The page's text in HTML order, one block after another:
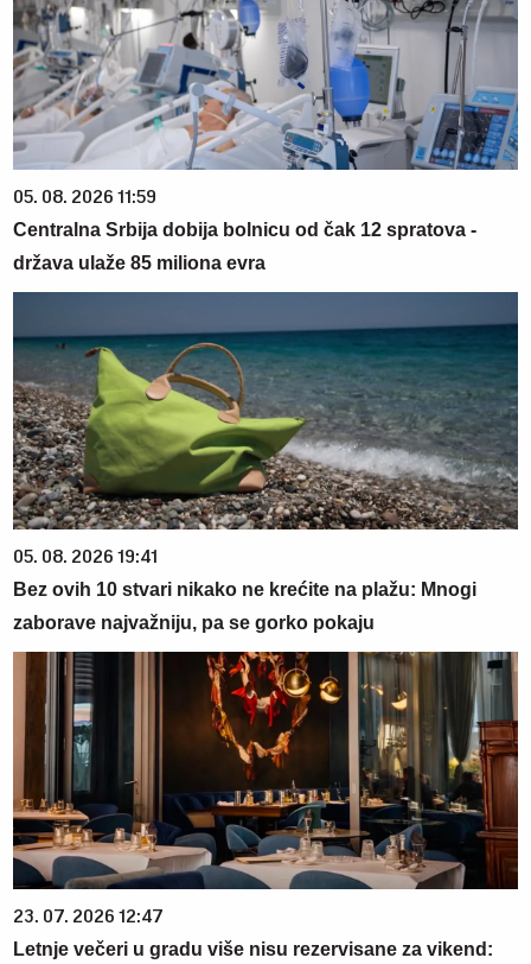
05. 08. 2026 11:59
Centralna Srbija dobija bolnicu od čak 12 spratova -
država ulaže 85 miliona evra
05. 08. 2026 19:41
Bez ovih 10 stvari nikako ne krećite na plažu: Mnogi
zaborave najvažniju, pa se gorko pokaju
23. 07. 2026 12:47
Letnje večeri u gradu više nisu rezervisane za vikend: